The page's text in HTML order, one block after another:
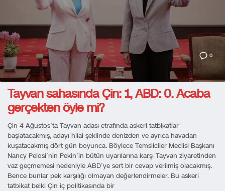
0
Tayvan sahasında Çin: 1, ABD: 0. Acaba
gerçekten öyle mi?
Çin 4 Ağustos’ta Tayvan adası etrafında askeri tatbikatlar
başlatacakmış, adayı hilal şeklinde denizden ve ayrıca havadan
kuşatacakmış dört gün boyunca. Böylece Temsilciler Meclisi Başkanı
Nancy Pelosi’nin Pekin’in bütün uyarılarına karşı Tayvan ziyaretinden
vaz geçmemesi nedeniyle ABD’ye sert bir cevap verilmiş olacakmış.
Bence bunlar pek karşılığı olmayan değerlendirmeler. Bu askeri
tatbikat belki Çin iç politikasında bir